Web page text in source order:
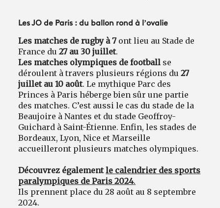
Les JO de Paris : du ballon rond à l’ovalie
Les matches de rugby à 7 ont lieu au Stade de
France du27 au 30 juillet.
Les matches olympiques de football se
déroulent à travers plusieurs régions du 27
juillet au 10 août. Le mythique Parc des
Princes à Paris héberge bien sûr une partie
des matches. C’est aussi le cas du stade de la
Beaujoire à Nantes et du stade Geoffroy-
Guichard à Saint-Étienne. Enfin, les stades de
Bordeaux, Lyon, Nice et Marseille
accueilleront plusieurs matches olympiques.
Découvrez égalementle calendrier des sports
paralympiques de Paris 2024.
Ils prennent place du 28 août au 8 septembre
2024.